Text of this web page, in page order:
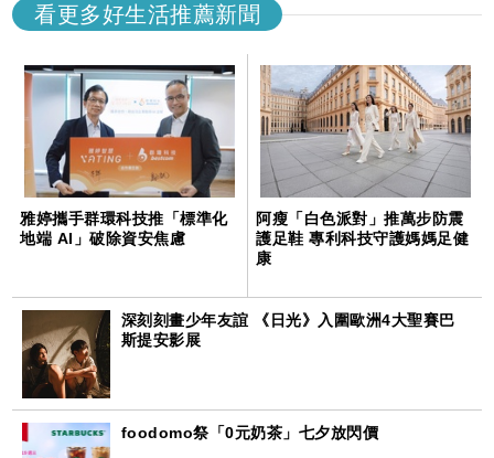
看更多好生活推薦新聞
雅婷攜手群環科技推「標準化
地端 AI」破除資安焦慮
阿瘦「白色派對」推萬步防震
護足鞋 專利科技守護媽媽足健
康
深刻刻畫少年友誼 《日光》入圍歐洲4大聖賽巴
斯提安影展
foodomo祭「0元奶茶」七夕放閃價